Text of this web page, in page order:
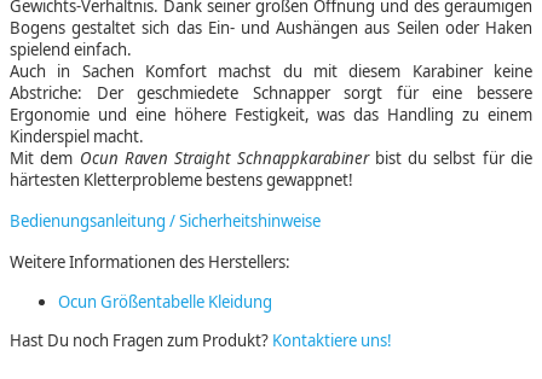
Gewichts-Verhältnis. Dank seiner großen Öffnung und des geräumigen
Bogens gestaltet sich das Ein- und Aushängen aus Seilen oder Haken
spielend einfach.
Auch in Sachen Komfort machst du mit diesem Karabiner keine
Abstriche: Der geschmiedete Schnapper sorgt für eine bessere
Ergonomie und eine höhere Festigkeit, was das Handling zu einem
Kinderspiel macht.
Mit dem Ocun Raven Straight Schnappkarabinerbist du selbst für die
härtesten Kletterprobleme bestens gewappnet!
Bedienungsanleitung / Sicherheitshinweise
Weitere Informationen des Herstellers:
Ocun Größentabelle Kleidung
Hast Du noch Fragen zum Produkt? Kontaktiere uns!